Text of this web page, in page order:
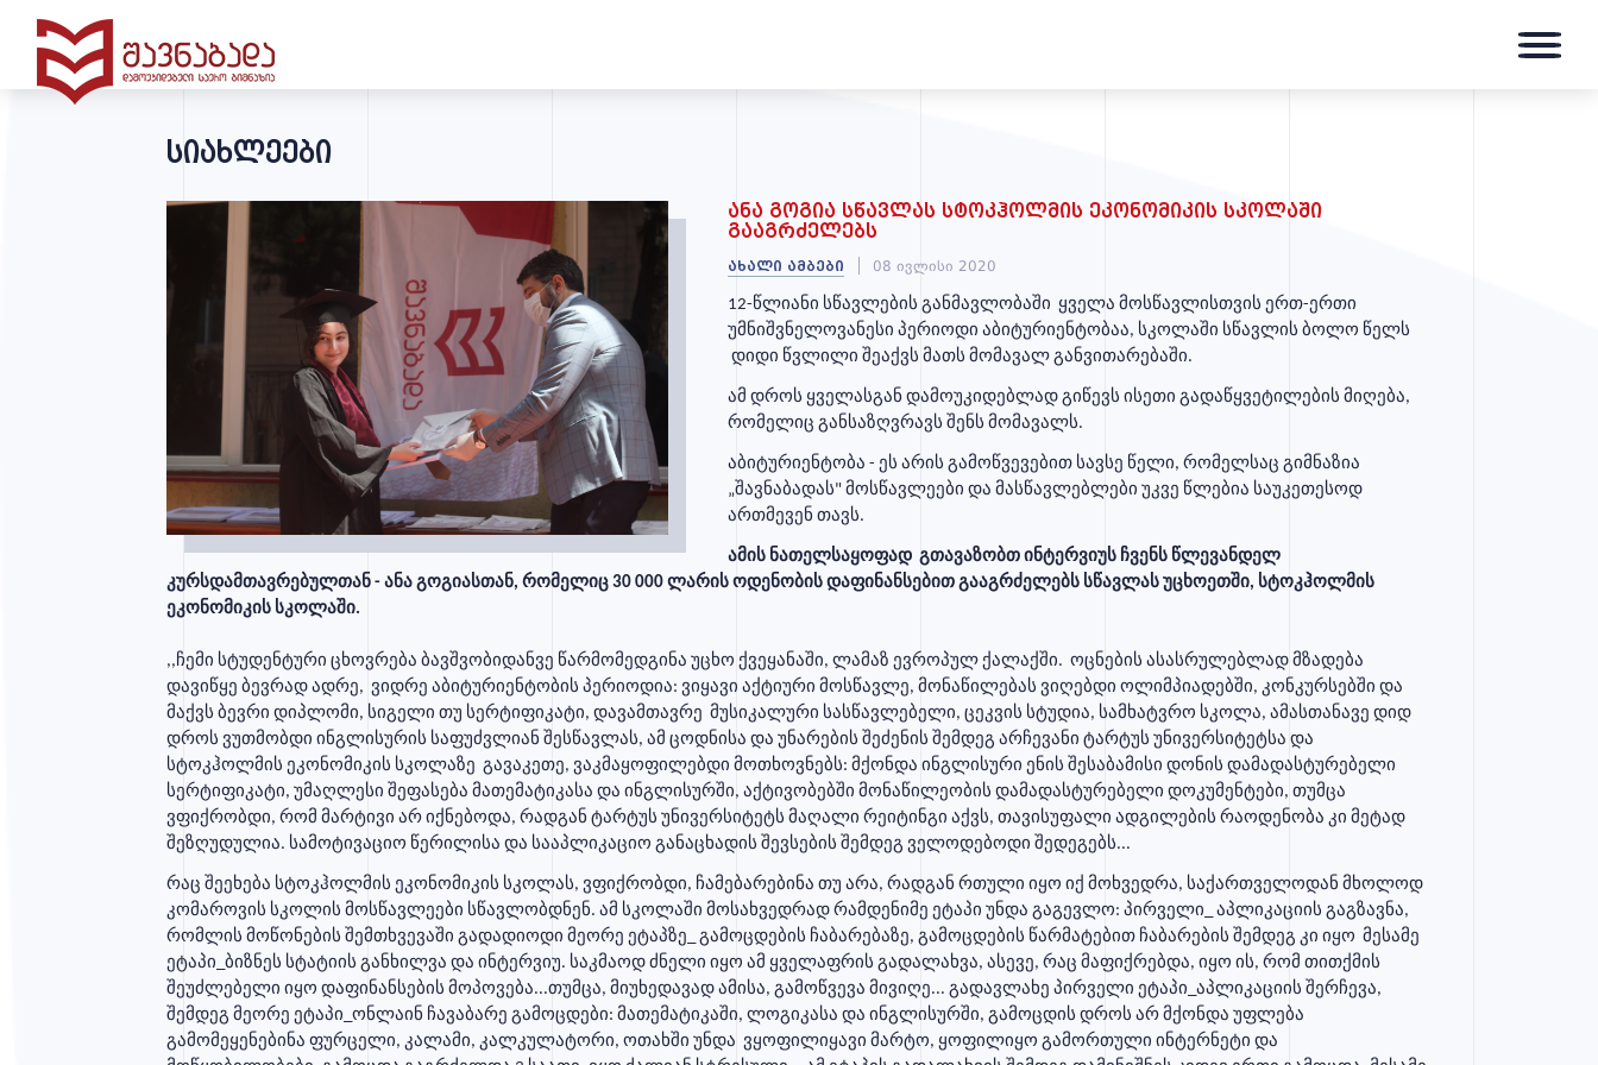
სიახლეები
ანა გოგია სწავლას სტოკჰოლმის ეკონომიკის სკოლაში
გააგრძელებს
ახალი ამბები 08 ივლისი 2020
12-წლიანი სწავლების განმავლობაში ყველა მოსწავლისთვის ერთ-ერთი
უმნიშვნელოვანესი პერიოდი აბიტურიენტობაა, სკოლაში სწავლის ბოლო წელს
დიდი წვლილი შეაქვს მათს მომავალ განვითარებაში.
ამ დროს ყველასგან დამოუკიდებლად გიწევს ისეთი გადაწყვეტილების მიღება,
რომელიც განსაზღვრავს შენს მომავალს.
აბიტურიენტობა - ეს არის გამოწვევებით სავსე წელი, რომელსაც გიმნაზია
„შავნაბადას" მოსწავლეები და მასწავლებლები უკვე წლებია საუკეთესოდ
ართმევენ თავს.
ამის ნათელსაყოფად გთავაზობთ ინტერვიუს ჩვენს წლევანდელ
კურსდამთავრებულთან - ანა გოგიასთან, რომელიც 30 000 ლარის ოდენობის დაფინანსებით გააგრძელებს სწავლას უცხოეთში, სტოკჰოლმის
ეკონომიკის სკოლაში.
,,ჩემი სტუდენტური ცხოვრება ბავშვობიდანვე წარმომედგინა უცხო ქვეყანაში, ლამაზ ევროპულ ქალაქში. ოცნების ასასრულებლად მზადება
დავიწყე ბევრად ადრე, ვიდრე აბიტურიენტობის პერიოდია: ვიყავი აქტიური მოსწავლე, მონაწილებას ვიღებდი ოლიმპიადებში, კონკურსებში და
მაქვს ბევრი დიპლომი, სიგელი თუ სერტიფიკატი, დავამთავრე მუსიკალური სასწავლებელი, ცეკვის სტუდია, სამხატვრო სკოლა, ამასთანავე დიდ
დროს ვუთმობდი ინგლისურის საფუძვლიან შესწავლას, ამ ცოდნისა და უნარების შეძენის შემდეგ არჩევანი ტარტუს უნივერსიტეტსა და
სტოკჰოლმის ეკონომიკის სკოლაზე გავაკეთე, ვაკმაყოფილებდი მოთხოვნებს: მქონდა ინგლისური ენის შესაბამისი დონის დამადასტურებელი
სერტიფიკატი, უმაღლესი შეფასება მათემატიკასა და ინგლისურში, აქტივობებში მონაწილეობის დამადასტურებელი დოკუმენტები, თუმცა
ვფიქრობდი, რომ მარტივი არ იქნებოდა, რადგან ტარტუს უნივერსიტეტს მაღალი რეიტინგი აქვს, თავისუფალი ადგილების რაოდენობა კი მეტად
შეზღუდულია. სამოტივაციო წერილისა და სააპლიკაციო განაცხადის შევსების შემდეგ ველოდებოდი შედეგებს...
რაც შეეხება სტოკჰოლმის ეკონომიკის სკოლას, ვფიქრობდი, ჩამებარებინა თუ არა, რადგან რთული იყო იქ მოხვედრა, საქართველოდან მხოლოდ
კომაროვის სკოლის მოსწავლეები სწავლობდნენ. ამ სკოლაში მოსახვედრად რამდენიმე ეტაპი უნდა გაგევლო: პირველი_ აპლიკაციის გაგზავნა,
რომლის მოწონების შემთხვევაში გადადიოდი მეორე ეტაპზე_ გამოცდების ჩაბარებაზე, გამოცდების წარმატებით ჩაბარების შემდეგ კი იყო მესამე
ეტაპი_ბიზნეს სტატიის განხილვა და ინტერვიუ. საკმაოდ ძნელი იყო ამ ყველაფრის გადალახვა, ასევე, რაც მაფიქრებდა, იყო ის, რომ თითქმის
შეუძლებელი იყო დაფინანსების მოპოვება...თუმცა, მიუხედავად ამისა, გამოწვევა მივიღე... გადავლახე პირველი ეტაპი_აპლიკაციის შერჩევა,
შემდეგ მეორე ეტაპი_ონლაინ ჩავაბარე გამოცდები: მათემატიკაში, ლოგიკასა და ინგლისურში, გამოცდის დროს არ მქონდა უფლება
გამომეყენებინა ფურცელი, კალამი, კალკულატორი, ოთახში უნდა ვყოფილიყავი მარტო, ყოფილიყო გამორთული ინტერნეტი და